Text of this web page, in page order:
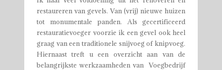
restaureren van gevels. Van (vrij) nieuwe huizen
tot monumentale panden. Als gecertificeerd
restauratievoeger voorzie ik een gevel ook heel
graag van een traditionele snijvoeg of knipvoeg.
Hiernaast treft u een overzicht aan van de
belangrijkste werkzaamheden van Voegbedrijf